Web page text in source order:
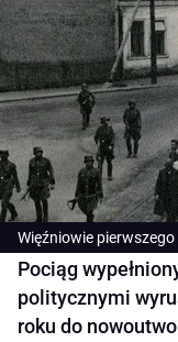
Więźniowie
Pociąg
politycznymi
roku do